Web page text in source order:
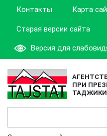
Контакты Карта
Старая версии сайта
Версия для
ПРИ